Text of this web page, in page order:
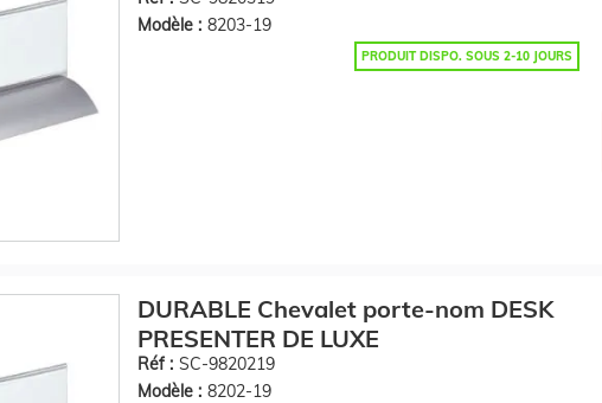
Modèle : 8203-19
PRODUIT DISPO. SOUS 2-10 JOURS
DURABLE Chevalet porte-nom DESK
PRESENTER DE LUXE
Réf : SC-9820219
Modèle : 8202-19